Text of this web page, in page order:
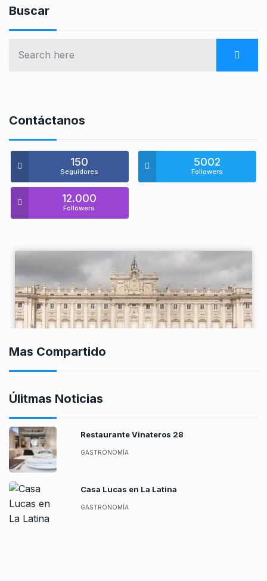
Buscar
Contáctanos
150
Seguidores
5002
Followers
12.000
Followers
Mas Compartido
Úlitmas Noticias
Restaurante Vinateros 28
GASTRONOMÍA
Casa Lucas en La Latina
GASTRONOMÍA